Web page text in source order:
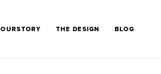
OURSTORY THE DESIGN BLOG